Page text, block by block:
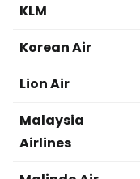
KLM
Korean Air
Lion Air
Malaysia
Airlines